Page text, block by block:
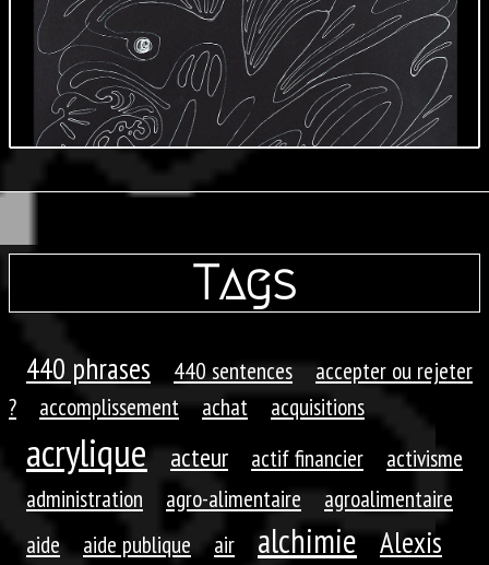
Tags
440 phrases 440 sentences
accepter ou rejeter
?
accomplissement achat acquisitions
acrylique acteur actif financier
activisme
administration
agro-alimentaire
agroalimentaire
aide
aide publique air alchimie
Alexis